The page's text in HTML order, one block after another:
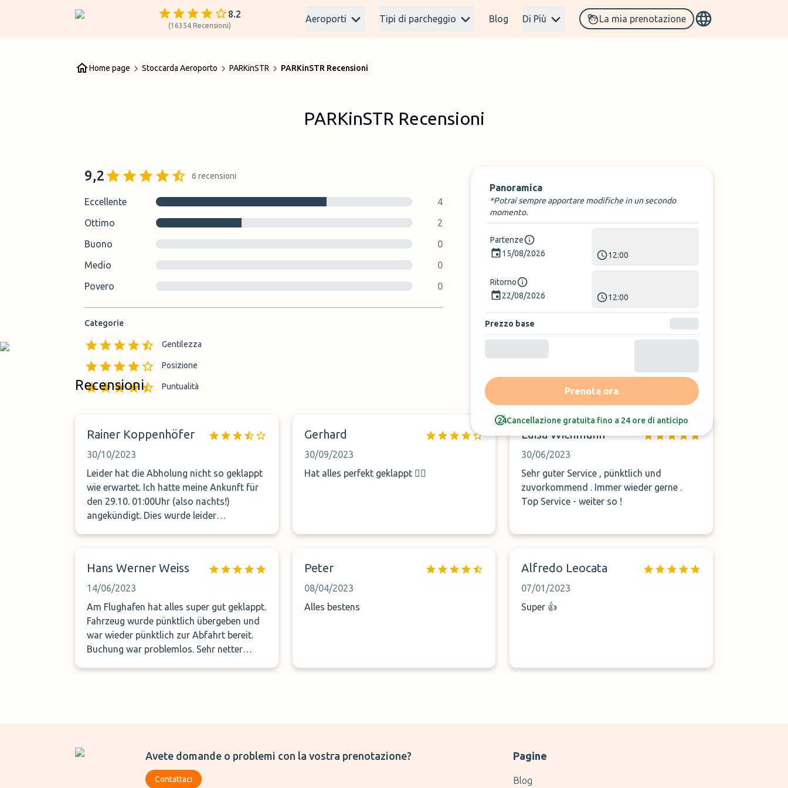
8.2
(16354 Recensioni)
Aeroporti Tipi di parcheggio Blog Di Più La mia prenotazione
Home page Stoccarda Aeroporto PARKinSTR PARKinSTR Recensioni
PARKinSTR Recensioni
9,2 6 recensioni
Eccellente
4
Ottimo
2
Buono
0
Medio
0
Povero
0
Categorie
Gentilezza
Posizione
Puntualità
Panoramica
*Potrai sempre apportare modifiche in un secondo
momento.
Partenze
15/08/2026
12:00
Ritorno
22/08/2026
12:00
Prezzo base
Prenota ora
Cancellazione gratuita fino a 24 ore di anticipo
Recensioni Ultime recensioni
Rainer Koppenhöfer
30/10/2023
Leider hat die Abholung nicht so geklappt
wie erwartet. Ich hatte meine Ankunft für
den 29.10. 01:00Uhr (also nachts!)
angekündigt. Dies wurde leider
Gerhard
30/09/2023
Hat alles perfekt geklappt 👍🏻
Luisa Wichmann
30/06/2023
Sehr guter Service , pünktlich und
zuvorkommend . Immer wieder gerne .
Top Service - weiter so !
Hans Werner Weiss
14/06/2023
Am Flughafen hat alles super gut geklappt.
Fahrzeug wurde pünktlich übergeben und
war wieder pünktlich zur Abfahrt bereit.
Buchung war problemlos. Sehr netter
Peter
08/04/2023
Alles bestens
Alfredo Leocata
07/01/2023
Super 👍
Avete domande o problemi con la vostra prenotazione?
Contattaci
Pagine
Blog